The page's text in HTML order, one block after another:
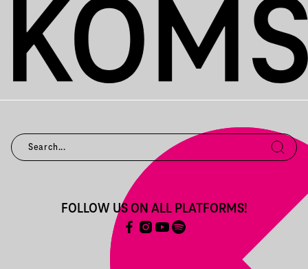
FOLLOW US ON ALL PLATFORMS!